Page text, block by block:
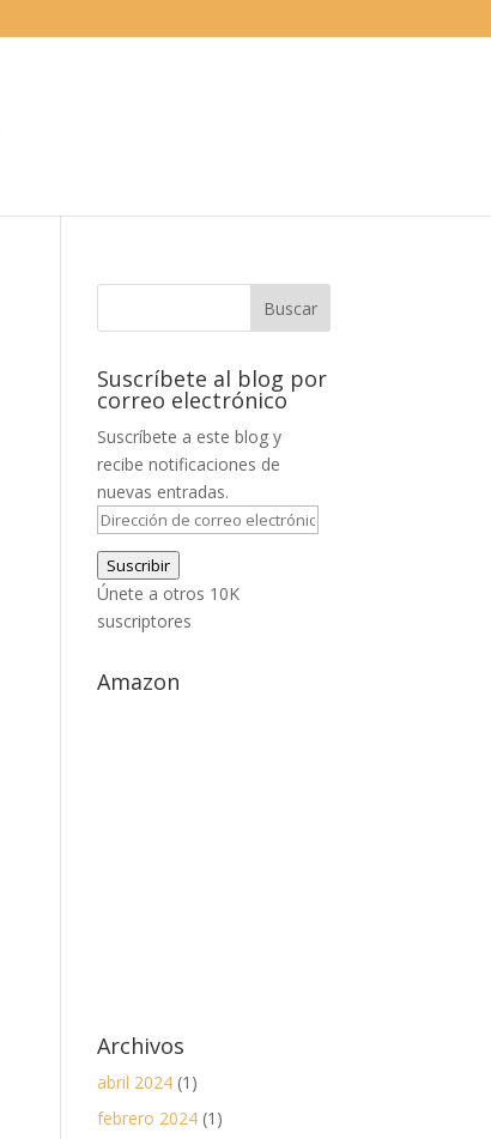
Suscríbete al blog por
correo electrónico
Suscríbete a este blog y
recibe notificaciones de
nuevas entradas.
Dirección
de
correo
electrónico
Suscribir
Únete a otros 10K
suscriptores
Amazon
Archivos
abril 2024 (1)
febrero 2024 (1)